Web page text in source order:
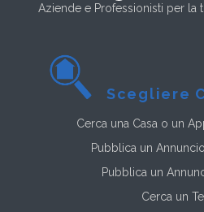
Aziende e Professionisti per la
Scegliere
Cerca una Casa o un
Pubblica un
Pubblica un
Cerca un